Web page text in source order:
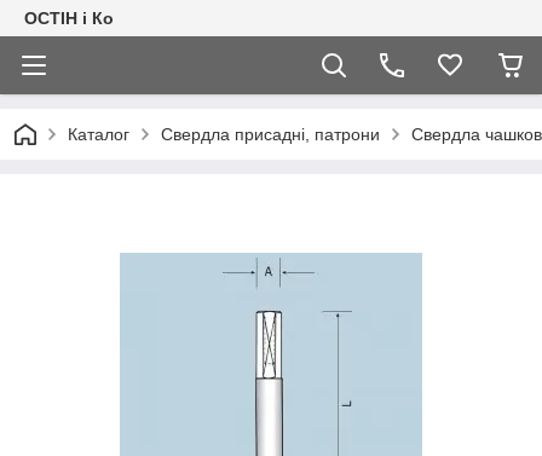
ОСТІН і Ко
Каталог Свердла присадні, патрони Свердла